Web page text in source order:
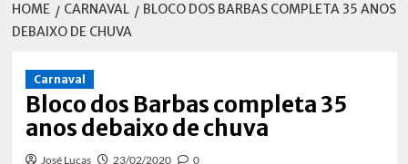
HOME CARNAVAL
BLOCO DOS BARBAS COMPLETA 35 ANOS
DEBAIXO DE CHUVA
Carnaval
Bloco dos Barbas completa 35
anos debaixo de chuva
José Lucas 23/02/2020 0